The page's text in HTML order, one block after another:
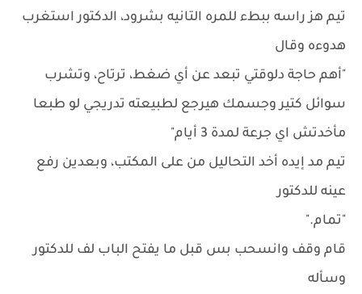
تيم هز راسه ببطء للمره التانيه بشرود، الدكتور استغرب
هدوءه وقال
"أهم حاجة دلوقتي تبعد عن أي ضغط، ترتاح، وتشرب
سوائل كتير وجسمك هيرجع لطبيعته تدريجي لو طبعا
مأخدتش اي جرعة لمدة 3 أيام"
تيم مد إيده أخد التحاليل من على المكتب، وبعدين رفع
عينه للدكتور
"تمام."
قام وقف وانسحب بس قبل ما يفتح الباب لف للدكتور
وسأله